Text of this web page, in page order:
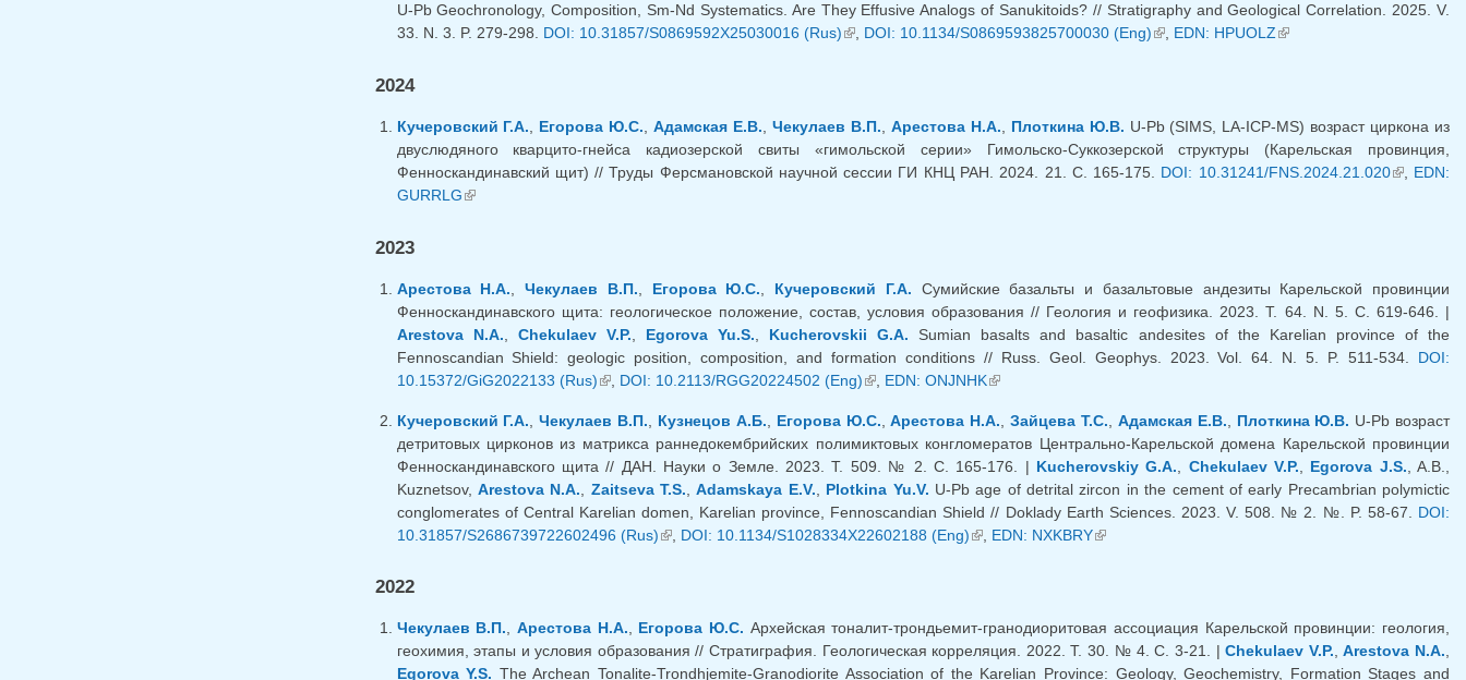
U-Pb Geochronology, Composition, Sm-Nd Systematics. Are They Effusive Analogs of Sanukitoids? // Stratigraphy and Geological Correlation. 2025. V.
33. N. 3. P. 279-298. DOI: 10.31857/S0869592X25030016 (Rus)(link is external)
, DOI: 10.1134/S0869593825700030 (Eng)(link is external)
, EDN: HPUOLZ(link is external)
2024
Кучеровский Г.А. Егорова Ю.С. ,Адамская Е.В. ,Чекулаев В.П. Арестова Н.А. Плоткина Ю.В. U-Pb (SIMS, LA-ICP-MS) возраст циркона из
двуслюдяного кварцито-гнейса кадиозерской свиты «гимольской серии» Гимольско-Суккозерской структуры (Карельская провинция,
Фенноскандинавский щит) // Труды Ферсмановской научной сессии ГИ КНЦ РАН. 2024. 21. С. 165-175. DOI: 10.31241/FNS.2024.21.020(link is
, EDN:
GURRLG(link is external)
2023
Арестова Н.А. Чекулаев В.П. Егорова Ю.С. Кучеровский Г.А. Сумийские базальты и базальтовые андезиты Карельской провинции
Фенноскандинавского щита: геологическое положение, состав, условия образования // Геология и геофизика. 2023. Т. 64. N. 5. С. 619-646. |
Arestova N.A.
Chekulaev V.P. Egorova Yu.S. Kucherovskii G.A. Sumian basalts and basaltic andesites of the Karelian province of the
Fennoscandian Shield: geologic position, composition, and formation conditions // Russ. Geol. Geophys. 2023. Vol. 64. N. 5. P. 511-534. DOI:
10.15372/GiG2022133 (Rus)(link is external)
, DOI: 10.2113/RGG20224502 (Eng)(link is external)
, EDN: ONJNHK(link is external)
Кучеровский Г.А. ,Чекулаев В.П. Кузнецов А.Б. Егорова Ю.С. ,Арестова Н.А. ,Зайцева Т.С. Адамская Е.В. Плоткина Ю.В. U-Pb возраст
детритовых цирконов из матрикса раннедокембрийских полимиктовых конгломератов Центрально-Карельской домена Карельской провинции
Фенноскандинавского щита // ДАН. Науки о Земле. 2023. Т. 509. № 2. С. 165-176. | Kucherovskiy G.A. Chekulaev V.P. Egorova J.S. , A.B.,
Kuznetsov, Arestova N.A. Zaitseva T.S. ,Adamskaya E.V. Plotkina Yu.V. U-Pb age of detrital zircon in the cement of early Precambrian polymictic
conglomerates of Central Karelian domen, Karelian province, Fennoscandian Shield // Doklady Earth Sciences. 2023. V. 508. № 2. №. P. 58-67. DOI:
10.31857/S2686739722602496 (Rus)(link is external)
, DOI: 10.1134/S1028334X22602188 (Eng)(link is external)
, EDN: NXKBRY(link is external)
2022
Чекулаев В.П., Арестова Н.А., Егорова Ю.С. Архейская тоналит-трондьемит-гранодиоритовая ассоциация Карельской провинции: геология,
геохимия, этапы и условия образования // Стратиграфия. Геологическая корреляция. 2022. T. 30. № 4. С. 3-21. |Chekulaev V.P.,Arestova N.A.,
Egorova Y.S. The Archean Tonalite-Trondhjemite-Granodiorite Association of the Karelian Province: Geology, Geochemistry, Formation Stages and